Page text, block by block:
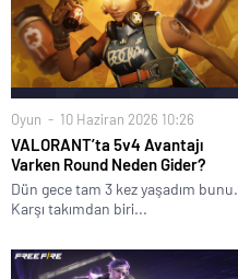
Oyun 10 Haziran 2026 10:26
VALORANT’ta 5v4 Avantajı
Varken Round Neden Gider?
Dün gece tam 3 kez yaşadım bunu.
Karşı takımdan biri...